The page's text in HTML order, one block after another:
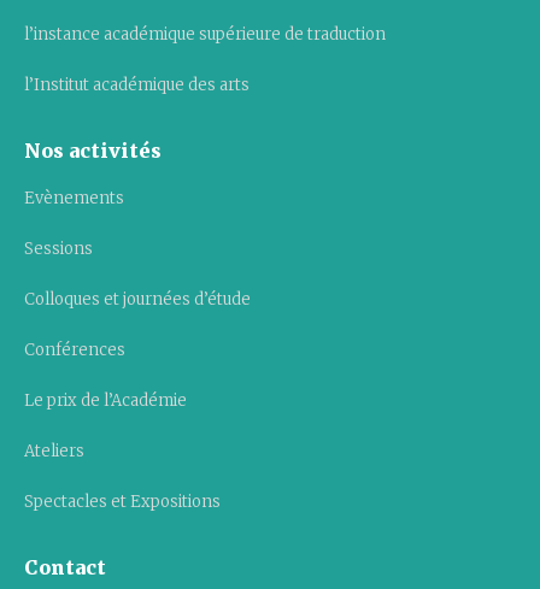
l’instance académique supérieure de traduction
l’Institut académique des arts
Nos activités
Evènements
Sessions
Colloques et journées d’étude
Conférences
Le prix de l’Académie
Ateliers
Spectacles et Expositions
Contact